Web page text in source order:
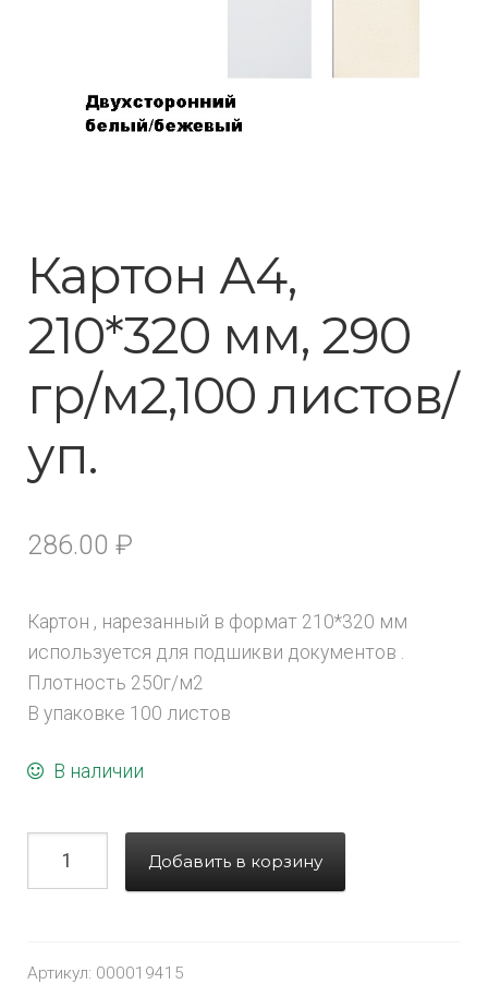
Картон А4,
210*320 мм, 290
гр/м2,100 листов/
уп.
286.00 ₽
Картон , нарезанный в формат 210*320 мм
используется для подшикви документов .
Плотность 250г/м2
В упаковке 100 листов
В наличии
Добавить в корзину
Артикул: 000019415